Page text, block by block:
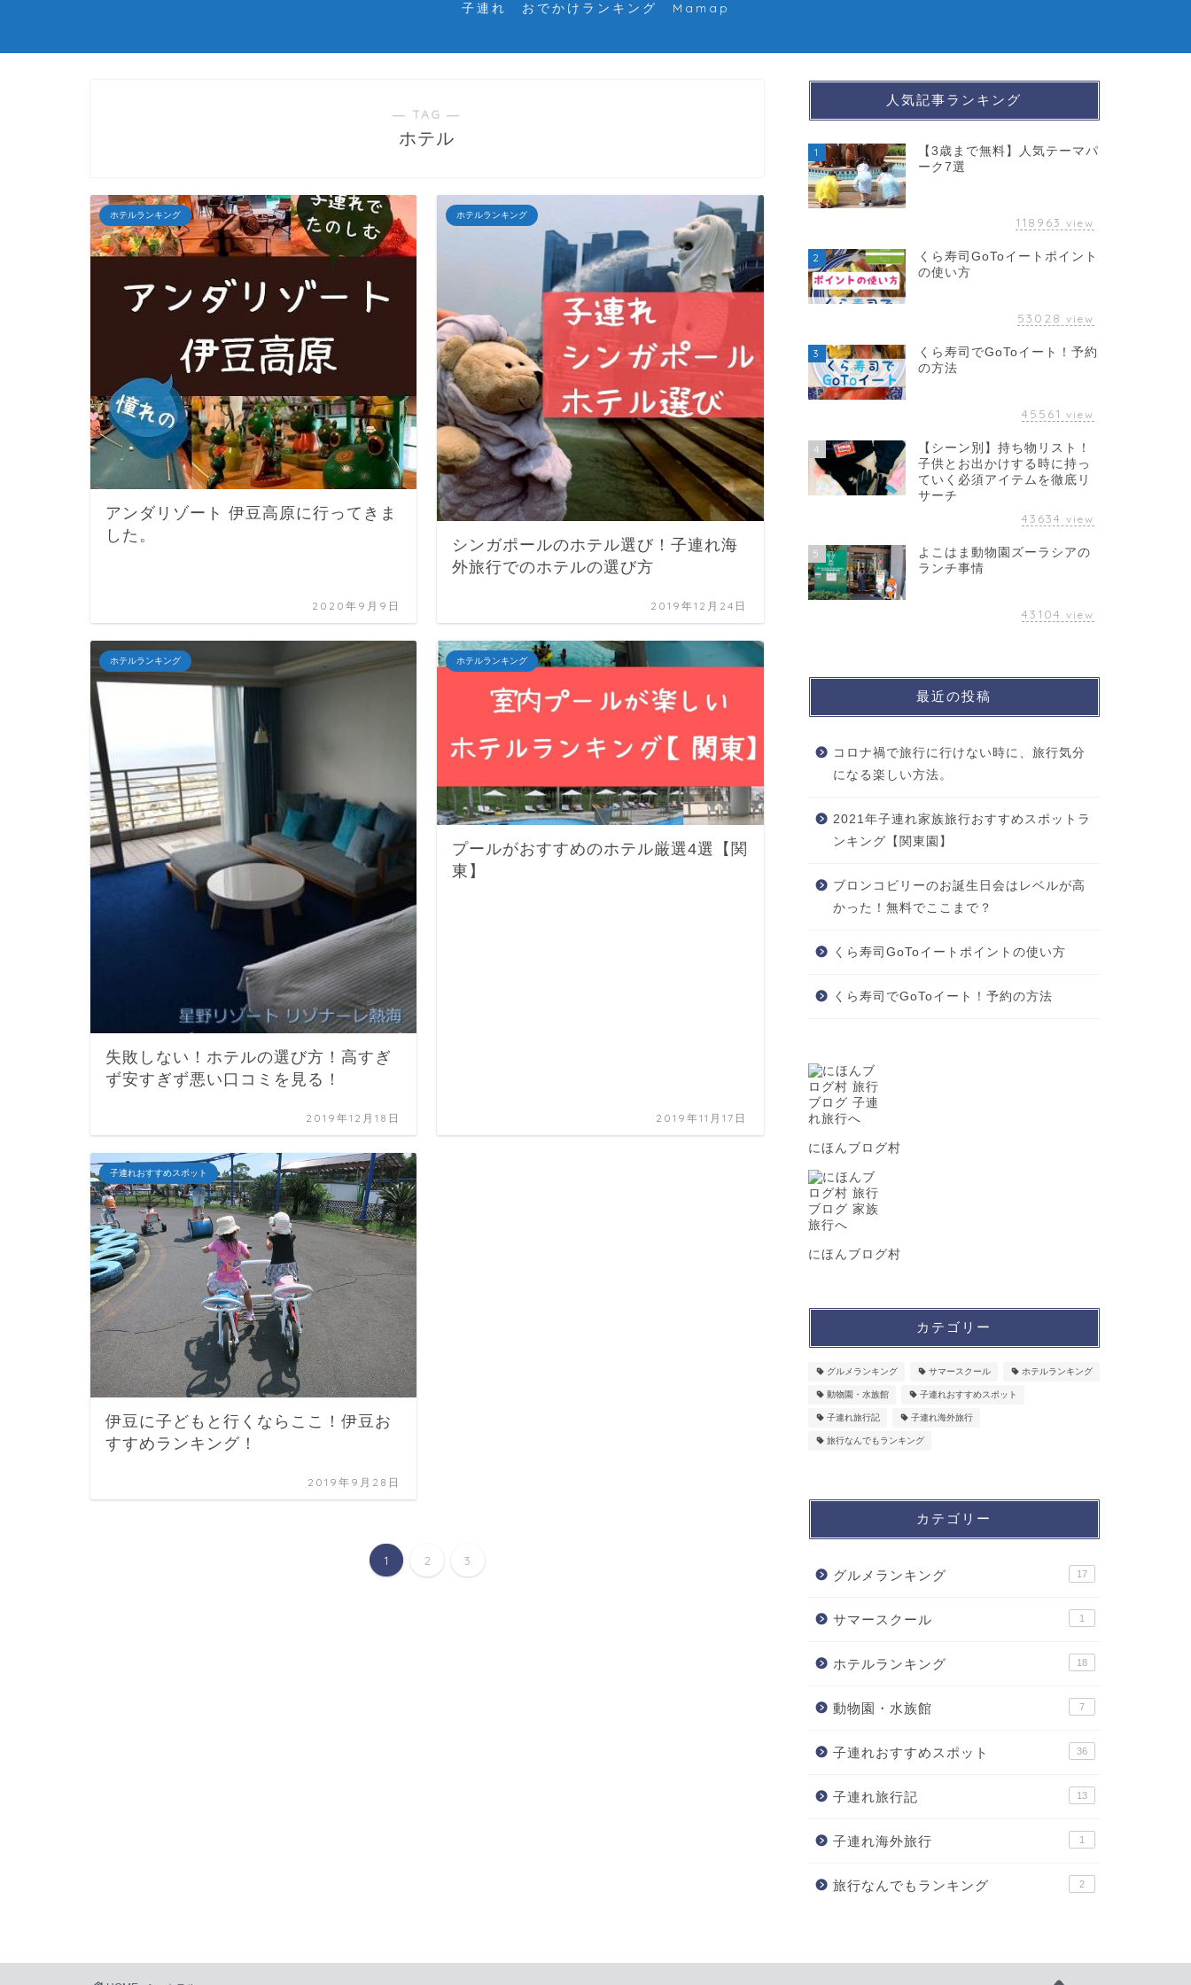
子連れ おでかけランキング Mamap
― TAG ―
ホテル
ホテルランキング
アンダリゾート 伊豆高原に行ってきま
した。
2020年9月9日
ホテルランキング
シンガポールのホテル選び！子連れ海
外旅行でのホテルの選び方
2019年12月24日
ホテルランキング
失敗しない！ホテルの選び方！高すぎ
ず安すぎず悪い口コミを見る！
2019年12月18日
ホテルランキング
プールがおすすめのホテル厳選4選【関
東】
2019年11月17日
子連れおすすめスポット
伊豆に子どもと行くならここ！伊豆お
すすめランキング！
2019年9月28日
1 2 3
人気記事ランキング
1
【3歳まで無料】人気テーマパ
ーク7選
118963 view
2
くら寿司GoToイートポイント
の使い方
53028 view
3
くら寿司でGoToイート！予約
の方法
45561 view
4
【シーン別】持ち物リスト！
子供とお出かけする時に持っ
ていく必須アイテムを徹底リ
サーチ
43634 view
5
よこはま動物園ズーラシアの
ランチ事情
43104 view
最近の投稿
コロナ禍で旅行に行けない時に、旅行気分
になる楽しい方法。
2021年子連れ家族旅行おすすめスポットラ
ンキング【関東園】
ブロンコビリーのお誕生日会はレベルが高
かった！無料でここまで？
くら寿司GoToイートポイントの使い方
くら寿司でGoToイート！予約の方法
にほんブログ村
にほんブログ村
カテゴリー
グルメランキング サマースクール ホテルランキング
動物園・水族館 子連れおすすめスポット
子連れ旅行記 子連れ海外旅行
旅行なんでもランキング
カテゴリー
グルメランキング 17
サマースクール 1
ホテルランキング 18
動物園・水族館 7
子連れおすすめスポット 36
子連れ旅行記 13
子連れ海外旅行 1
旅行なんでもランキング 2